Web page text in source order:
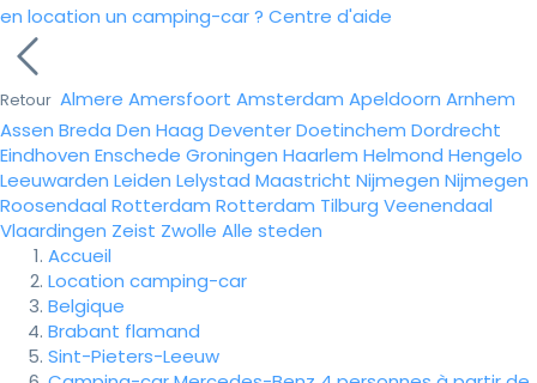
en location un camping-car ? Centre d'aide
Retour Almere Amersfoort Amsterdam Apeldoorn Arnhem
Assen Breda Den Haag DeventerDoetinchem Dordrecht
Eindhoven Enschede Groningen Haarlem Helmond Hengelo
Leeuwarden Leiden Lelystad Maastricht Nijmegen Nijmegen
Roosendaal Rotterdam Rotterdam Tilburg Veenendaal
Vlaardingen Zeist Zwolle Alle steden
Accueil
Location camping-car
Belgique
Brabant flamand
Sint-Pieters-Leeuw